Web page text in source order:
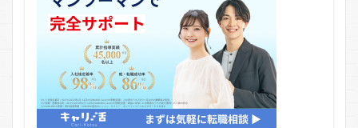
5
キ
活
の
利
用